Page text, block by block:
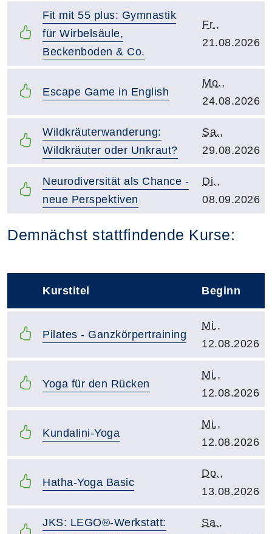
Kurstitel:
Fit mit 55 plus: Gymnastik
für Wirbelsäule,
Beckenboden & Co.
Kursbeginn:
Fr.,
21.08.2026
Kurstitel:
Escape Game in English
Kursbeginn:
Mo.,
24.08.2026
Kurstitel:
Wildkräuterwanderung:
Wildkräuter oder Unkraut?
Kursbeginn:
Sa.,
29.08.2026
Kurstitel:
Neurodiversität als Chance -
neue Perspektiven
Kursbeginn:
Di.,
08.09.2026
Demnächst stattfindende Kurse:
Kurstitel Beginn
Kurstitel:
Pilates - Ganzkörpertraining
Kursbeginn:
Mi.,
12.08.2026
Kurstitel:
Yoga für den Rücken
Kursbeginn:
Mi.,
12.08.2026
Kurstitel:
Kundalini-Yoga
Kursbeginn:
Mi.,
12.08.2026
Kurstitel:
Hatha-Yoga Basic
Kursbeginn:
Do.,
13.08.2026
Kurstitel:
JKS: LEGO®-Werkstatt:
Kursbeginn:
Sa.,